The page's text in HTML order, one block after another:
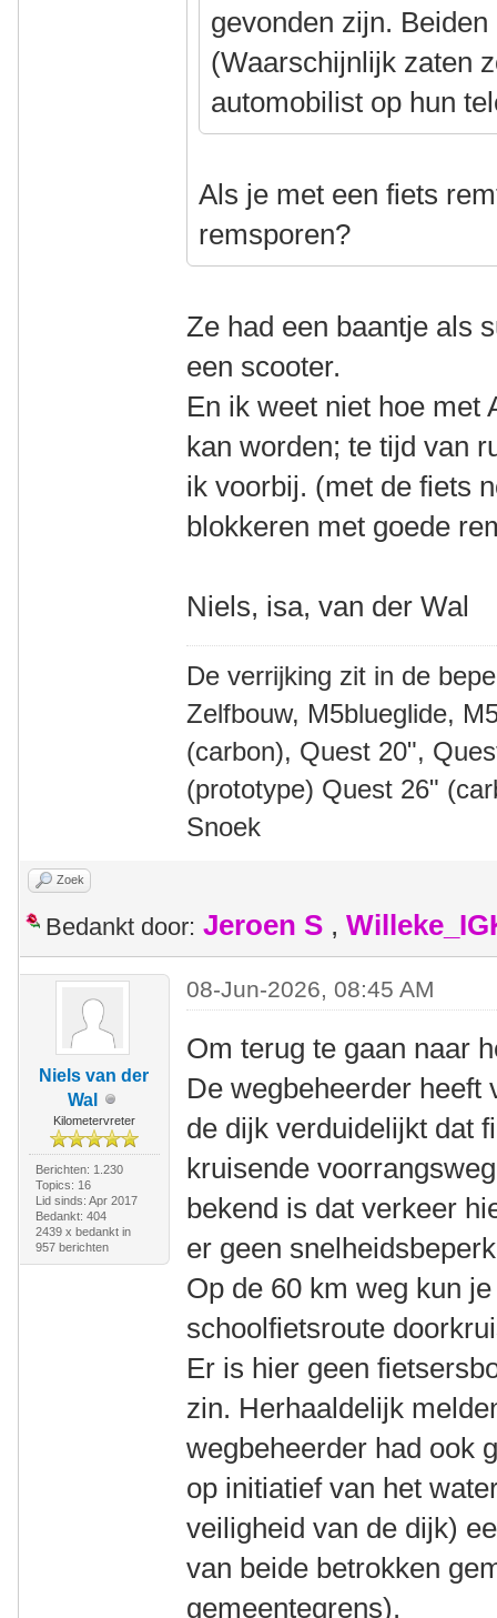
gevonden zijn.
(Waarschijnlijk zaten
automobilist op hun
Als je met een fiets
remsporen?
Ze had een baantje als
een scooter.
En ik weet niet hoe met
kan worden; te tijd van
ik voorbij. (met de fiets
blokkeren met goede
Niels, isa, van der Wal
De verrijking zit in de
Zelfbouw, M5blueglide,
(carbon), Quest 20",
(prototype) Quest 26"
Snoek
Zoek
Bedankt door: Jeroen S ,
Niels van der
Wal
Kilometervreter
Berichten: 1.230
Topics: 16
Lid sinds: Apr 2017
Bedankt: 404
2439 x bedankt in
957 berichten
08-Jun-2026, 08:45 AM
Om terug te gaan naar
De wegbeheerder
de dijk verduidelijkt dat
kruisende
bekend is dat verkeer
er geen
Op de 60 km weg kun
schoolfietsroute
Er is hier geen
zin. Herhaaldelijk
wegbeheerder had ook
op initiatief van het
veiligheid van de dijk)
van beide betrokken
gemeentegrens).